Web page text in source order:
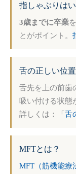
指しゃぶりは
3歳までに卒業
とがポイント。
舌の正しい位
舌先を上の前歯
吸い付ける状態
詳しくは：「 舌
MFTとは？
MFT（筋機能療